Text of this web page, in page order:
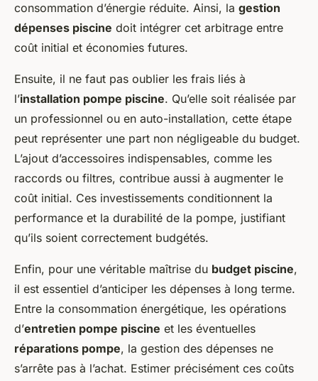
consommation d’énergie réduite. Ainsi, la gestion
dépenses piscine doit intégrer cet arbitrage entre
coût initial et économies futures.
Ensuite, il ne faut pas oublier les frais liés à
l’installation pompe piscine. Qu’elle soit réalisée par
un professionnel ou en auto-installation, cette étape
peut représenter une part non négligeable du budget.
L’ajout d’accessoires indispensables, comme les
raccords ou filtres, contribue aussi à augmenter le
coût initial. Ces investissements conditionnent la
performance et la durabilité de la pompe, justifiant
qu’ils soient correctement budgétés.
Enfin, pour une véritable maîtrise du budget piscine,
il est essentiel d’anticiper les dépenses à long terme.
Entre la consommation énergétique, les opérations
d’entretien pompe piscine et les éventuelles
réparations pompe, la gestion des dépenses ne
s’arrête pas à l’achat. Estimer précisément ces coûts